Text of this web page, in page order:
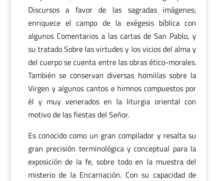
Discursos a favor de las sagradas imágenes;
enriquece el campo de la exégesis bíblica con
algunos Comentarios a las cartas de San Pablo, y
su tratado Sobre las virtudes y los vicios del alma y
del cuerpo se cuenta entre las obras ético-morales.
También se conservan diversas homilías sobre la
Virgen y algunos cantos e himnos compuestos por
él y muy venerados en la liturgia oriental con
motivo de las fiestas del Señor.
Es conocido como un gran compilador y resalta su
gran precisión terminológica y conceptual para la
exposición de la fe, sobre todo en la muestra del
misterio de la Encarnación. Con su capacidad de